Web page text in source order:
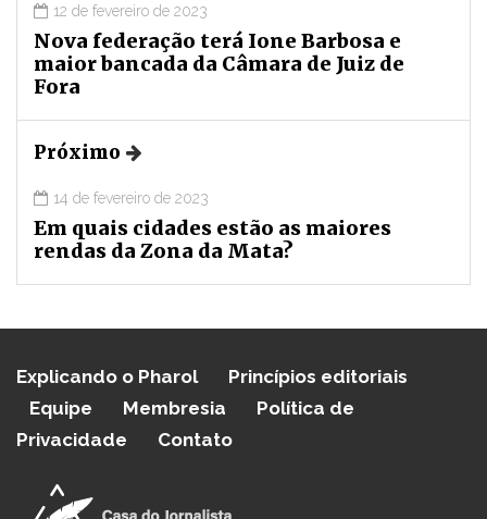
12 de fevereiro de 2023
Nova federação terá Ione Barbosa e
maior bancada da Câmara de Juiz de
Fora
Próximo
14 de fevereiro de 2023
Em quais cidades estão as maiores
rendas da Zona da Mata?
Explicando o Pharol
Princípios editoriais
Equipe
Membresia
Política de
Privacidade
Contato